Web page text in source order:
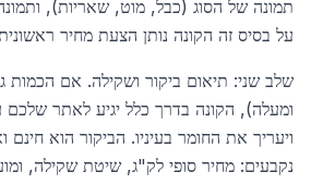
תמונה של הסוג (כבל, מוט, שאריות),
על בסיס זה הקונה נותן הצעת מחיר
ומעלה), הקונה בדרך כלל יגיע לאתר
ויעריך את החומר בעיניו. הביקור הוא חינם
נקבעים: מחיר סופי לק"ג, שיטת שקילה,